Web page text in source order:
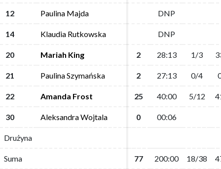
12 Paulina Majda DNP
14 Klaudia Rutkowska DNP
20 Mariah King 2 28:13 1/3
21 Paulina Szymańska 2 27:13 0/4
22 Amanda Frost 25 40:00 5/12
30 Aleksandra Wojtala 0 00:06
Drużyna
Suma 77 200:00 18/38
12 Paulina Majda DNP
14 Klaudia Rutkowska DNP
20 Mariah King 2 28:13 1/3
21 Paulina Szymańska 2 27:13 0/4
22 Amanda Frost 25 40:00 5/12
30 Aleksandra Wojtala 0 00:06
Drużyna
Suma 77 200:00 18/38